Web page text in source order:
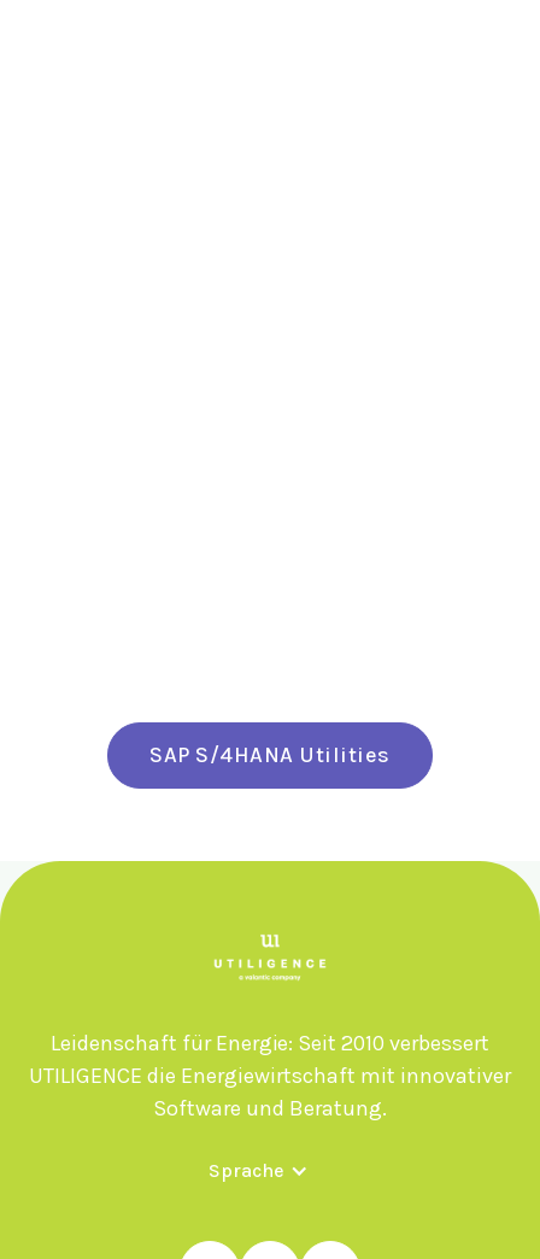
SAP S/4HANA Utilities
Leidenschaft für Energie: Seit 2010 verbessert
UTILIGENCE die Energiewirtschaft mit innovativer
Software und Beratung.
Sprache